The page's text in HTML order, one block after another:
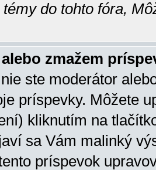
do tohto fóra,
zmažem
ste moderátor
príspevky. Môžete
kliknutím na
sa Vám malinký
príspevok